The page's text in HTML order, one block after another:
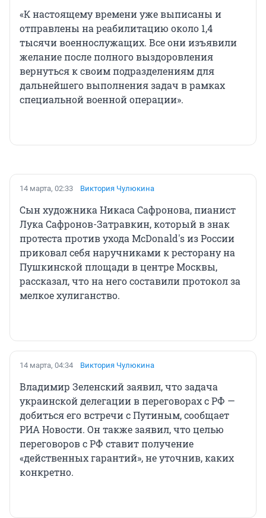
«К настоящему времени уже выписаны и
отправлены на реабилитацию около 1,4
тысячи военнослужащих. Все они изъявили
желание после полного выздоровления
вернуться к своим подразделениям для
дальнейшего выполнения задач в рамках
специальной военной операции».
14 марта, 02:33 Виктория Чулюкина
Сын художника Никаса Сафронова, пианист
Лука Сафронов-Затравкин, который в знак
протеста против ухода McDonald's из России
приковал себя наручниками к ресторану на
Пушкинской площади в центре Москвы,
рассказал, что на него составили протокол за
мелкое хулиганство.
14 марта, 04:34 Виктория Чулюкина
Владимир Зеленский заявил, что задача
украинской делегации в переговорах с РФ —
добиться его встречи с Путиным, сообщает
РИА Новости. Он также заявил, что целью
переговоров с РФ ставит получение
«действенных гарантий», не уточнив, каких
конкретно.